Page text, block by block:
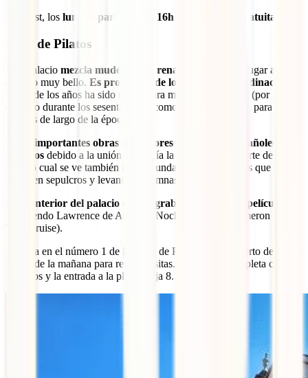
Psst psst, los lunes a partir de las 16h la entrada es gratuita.
Casa de Pilatos
Este palacio mezcla mudéjar con renacentista
dando lugar a un
espacio muy bello. Es propiedad de los duques de Medinaceli
través de los años ha sido usado para muchos propósitos (por
ejemplo durante los sesenta sirvió como lugar de reunión para las
puestas de largo de la época).
Posee importantes obras de pintores y escultores españoles e
italianos debido a la unión que tenía la familia con el norte de este
país, lo cual se ve también en la abundancia de mármoles que
recubren sepulcros y levantan columnas.
En el interior del palacio se han grabado hasta siete películas,
incluyendo Lawrence de Arabia o Noche y Día (de Cameron Diaz y
Tom Cruise).
Se sitúa en el número 1 de la Plaza de Pilatos y está abierto desde las
nueve de la mañana para recibir visitas. La entrada completa cuesta
10 euros y la entrada a la planta baja 8.